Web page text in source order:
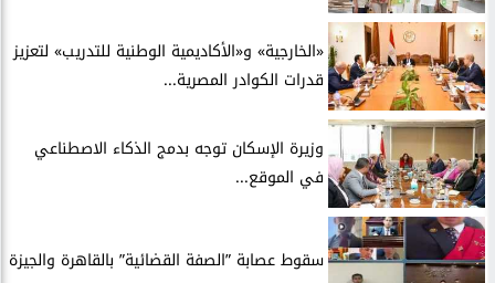
​«الخارجية» و«الأكاديمية الوطنية للتدريب» لتعزيز
قدرات الكوادر المصرية...
​وزيرة الإسكان توجه بدمج الذكاء الاصطناعي
في الموقع...
سقوط عصابة ”الصفة القضائية” بالقاهرة والجيزة